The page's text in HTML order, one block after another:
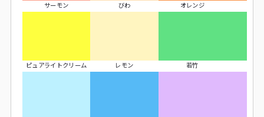
サーモン びわ オレンジ
ピュアライトクリーム レモン 若竹